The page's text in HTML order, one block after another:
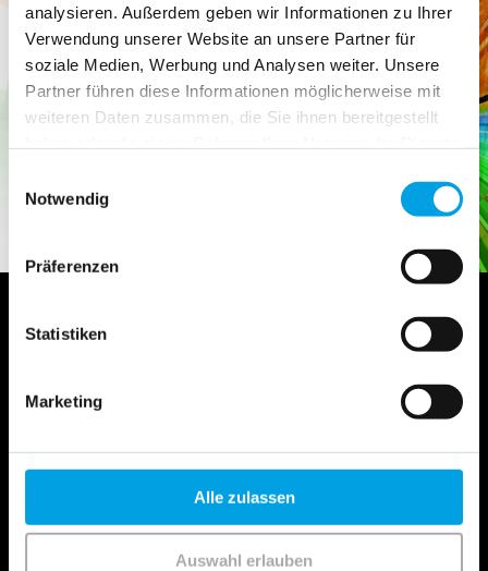
analysieren. Außerdem geben wir Informationen zu Ihrer
Verwendung unserer Website an unsere Partner für
soziale Medien, Werbung und Analysen weiter. Unsere
Partner führen diese Informationen möglicherweise mit
weiteren Daten zusammen, die Sie ihnen bereitgestellt
Notwendig
Präferenzen
Statistiken
Marketing
Alle zulassen
Auswahl erlauben
Mehr zum Thema Gehörschutz
Zum Shop
Wir beraten Sie gerne und finden gemeinsam eine
passende Lösung.